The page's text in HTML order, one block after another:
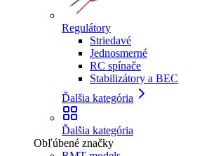
Regulátory
Striedavé
Jednosmerné
RC spínače
Stabilizátory a BEC
Ďalšia kategória
Ďalšia kategória
Obľúbené značky